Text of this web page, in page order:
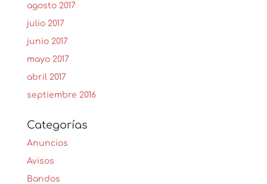
agosto 2017
julio 2017
junio 2017
mayo 2017
abril 2017
septiembre 2016
Categorías
Anuncios
Avisos
Bandos